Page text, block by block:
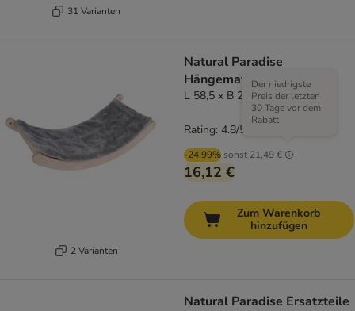
31 Varianten
2 Varianten
Natural Paradise
Hängematte Dahlia
L 58,5 x B 28 cm - grau
-24.99% sonst21,49 €
Der niedrigste
Preis der letzten
30 Tage vor dem
Rabatt
16,12 €
Rating: 4.8/5
Zum Warenkorb
hinzufügen
Natural Paradise Ersatzteile